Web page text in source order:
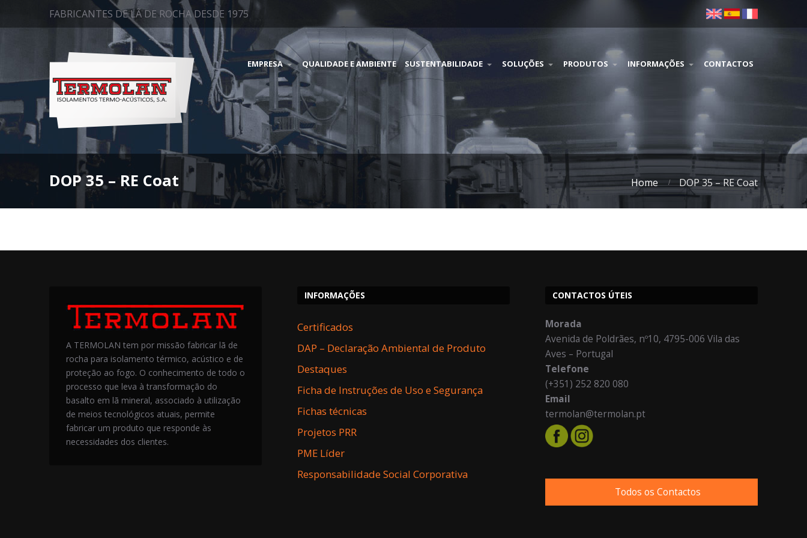
FABRICANTES DE LÃ DE ROCHA DESDE 1975
EMPRESA QUALIDADE E AMBIENTE SUSTENTABILIDADE SOLUÇÕES PRODUTOS INFORMAÇÕES CONTACTOS
DOP 35 – RE Coat Home DOP 35 – RE Coat
A TERMOLAN tem por missão fabricar lã de
rocha para isolamento térmico, acústico e de
proteção ao fogo. O conhecimento de todo o
processo que leva à transformação do
basalto em lã mineral, associado à utilização
de meios tecnológicos atuais, permite
fabricar um produto que responde às
necessidades dos clientes.
INFORMAÇÕES
Certificados
DAP – Declaração Ambiental de Produto
Destaques
Ficha de Instruções de Uso e Segurança
Fichas técnicas
Projetos PRR
PME Líder
Responsabilidade Social Corporativa
CONTACTOS ÚTEIS
Morada
Avenida de Poldrães, nº10, 4795-006 Vila das
Aves – Portugal
Telefone
(+351) 252 820 080
Email
termolan@termolan.pt
Todos os Contactos